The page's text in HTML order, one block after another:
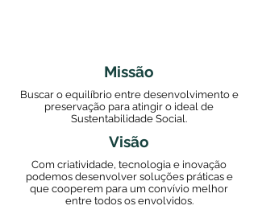
Buscar o equilíbrio entre desenvolvimento e
preservação para atingir o ideal de
Sustentabilidade Social.
Com criatividade, tecnologia e inovação
podemos desenvolver soluções práticas e
que cooperem para um convívio melhor
entre todos os envolvidos.
Missão
Visão